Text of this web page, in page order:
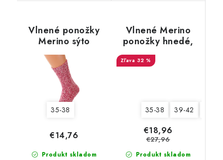
Vlnené ponožky
Merino sýto
ružové, voľný lem
35-38
Produkt skladom
€14,76
Vlnené Merino
ponožky hnedé,
voľný lem
32 %
35-38 39-42
Produkt skladom
€18,96
€27,96